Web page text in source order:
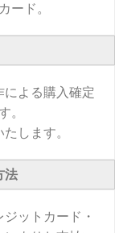
ード。
による購入確定
。
します。
法
ットカード・